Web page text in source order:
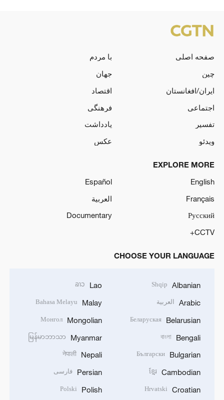
صفحه اصلی
با مردم
چین
جهان
ایران/افغانستان
اقتصاد
اجتماعی
فرهنگی
تفسیر
یادداشت
ویدئو
عکس
EXPLORE MORE
English
Español
Français
العربية
Русский
Documentary
CCTV+
CHOOSE YOUR LANGUAGE
Albanian
Shqip
Arabic العربية
Belarusian
Беларуская
Bengali
বাংলা
Bulgarian
Български
Cambodian
ខ្មែរ
Croatian
Hrvatski
Lao
ລາວ
Malay
Bahasa Melayu
Mongolian
Монгол
Myanmar
မြန်မာဘာသာ
Nepali
नेपाली
Persian فارسی
Polish
Polski